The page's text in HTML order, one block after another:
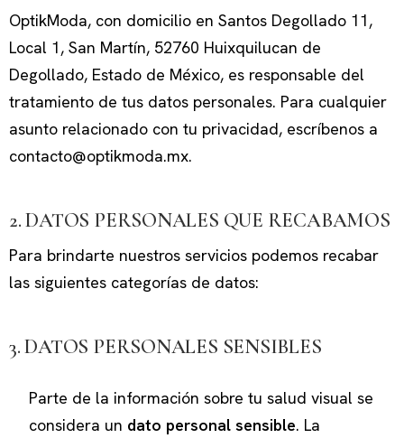
OptikModa, con domicilio en Santos Degollado 11,
Local 1, San Martín, 52760 Huixquilucan de
Degollado, Estado de México, es responsable del
tratamiento de tus datos personales. Para cualquier
asunto relacionado con tu privacidad, escríbenos a
contacto@optikmoda.mx.
2. DATOS PERSONALES QUE RECABAMOS
Para brindarte nuestros servicios podemos recabar
las siguientes categorías de datos:
3. DATOS PERSONALES SENSIBLES
Parte de la información sobre tu salud visual se
considera un dato personal sensible. La